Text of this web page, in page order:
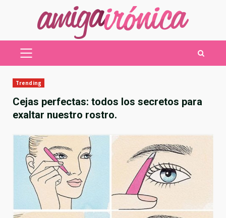
MENÚ
Trending
Cejas perfectas: todos los secretos para
exaltar nuestro rostro.